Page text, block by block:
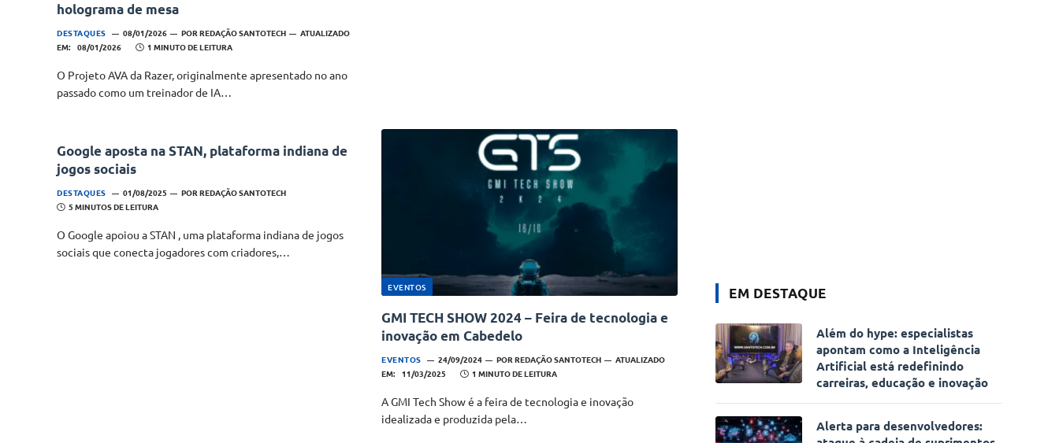
holograma de mesa
DESTAQUES 08/01/2026 PORREDAÇÃO SANTOTECH
ATUALIZADO
EM: 08/01/2026 1 MINUTO DE LEITURA
O Projeto AVA da Razer, originalmente apresentado no ano
passado como um treinador de IA…
Google aposta na STAN, plataforma indiana de
jogos sociais
DESTAQUES 01/08/2025 PORREDAÇÃO SANTOTECH
5 MINUTOS DE LEITURA
O Google apoiou a STAN , uma plataforma indiana de jogos
sociais que conecta jogadores com criadores,…
EVENTOS
GMI TECH SHOW 2024 – Feira de tecnologia e
inovação em Cabedelo
EVENTOS 24/09/2024 POR REDAÇÃO SANTOTECH
ATUALIZADO
EM: 11/03/2025 1 MINUTO DE LEITURA
A GMI Tech Show é a feira de tecnologia e inovação
idealizada e produzida pela…
EM DESTAQUE
Além do hype: especialistas
apontam como a Inteligência
Artificial está redefinindo
carreiras, educação e inovação
Alerta para desenvolvedores: